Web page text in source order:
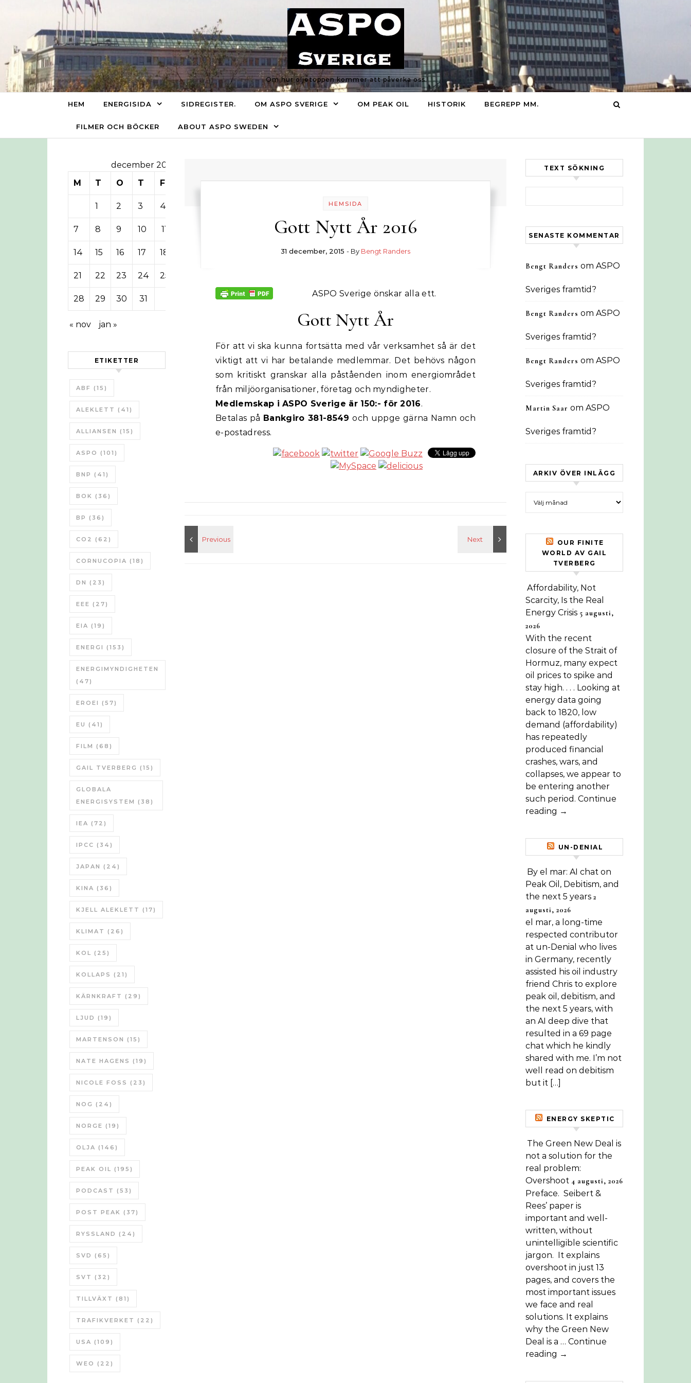
Skip to content
Om hur oljetoppen kommer att påverka oss
HEM ENERGISIDA SIDREGISTER. OM ASPO SVERIGE OM PEAK OIL HISTORIK BEGREPP MM.
FILMER OCH BÖCKER ABOUT ASPO SWEDEN
december 2015
M
T O T F S
1 2 3 4
7 8 9 10 11
14 15 16 17 18
21 22 23 24 25
28 29 30 31
« nov jan »
ETIKETTER
ABF (15)
ALEKLETT (41)
ALLIANSEN (15)
ASPO (101)
BNP (41)
BOK (36)
BP (36)
CO2 (62)
CORNUCOPIA (18)
DN (23)
EEE (27)
EIA (19)
ENERGI (153)
ENERGIMYNDIGHETEN
(47)
EROEI (57)
EU (41)
FILM (68)
GAIL TVERBERG (15)
GLOBALA
ENERGISYSTEM (38)
IEA (72)
IPCC (34)
JAPAN (24)
KINA (36)
KJELL ALEKLETT (17)
KLIMAT (26)
KOL (25)
KOLLAPS (21)
KÄRNKRAFT (29)
LJUD (19)
MARTENSON (15)
NATE HAGENS (19)
NICOLE FOSS (23)
NOG (24)
NORGE (19)
OLJA (146)
PEAK OIL (195)
PODCAST (53)
POST PEAK (37)
RYSSLAND (24)
SVD (65)
SVT (32)
TILLVÄXT (81)
TRAFIKVERKET (22)
USA (109)
WEO (22)
HEMSIDA
Gott Nytt År 2016
31 december, 2015 - By Bengt Randers
ASPO Sverige önskar alla ett.
Gott Nytt År
För att vi ska kunna fortsätta med vår verksamhet så är det
viktigt att vi har betalande medlemmar. Det behövs någon
som kritiskt granskar alla påståenden inom energiområdet
från miljöorganisationer, företag och myndigheter.
Medlemskap i ASPO Sverige är 150:- för 2016.
Betalas på Bankgiro 381-8549 och uppge gärna Namn och
e-postadress.
TEXT SÖKNING
SENASTE KOMMENTAR
Bengt Randers om ASPO
Sveriges framtid?
Bengt Randers om ASPO
Sveriges framtid?
Bengt Randers om ASPO
Sveriges framtid?
Martin Saar om ASPO
Sveriges framtid?
ARKIV ÖVER INLÄGG
OUR FINITE
WORLD AV GAIL
TVERBERG
Affordability, Not
Scarcity, Is the Real
Energy Crisis 5 augusti,
2026
With the recent
closure of the Strait of
Hormuz, many expect
oil prices to spike and
stay high. . . . Looking at
energy data going
back to 1820, low
demand (affordability)
has repeatedly
produced financial
crashes, wars, and
collapses, we appear to
be entering another
such period. Continue
reading →
UN-DENIAL
By el mar: AI chat on
Peak Oil, Debitism, and
the next 5 years 2
augusti, 2026
el mar, a long-time
respected contributor
at un-Denial who lives
in Germany, recently
assisted his oil industry
friend Chris to explore
peak oil, debitism, and
the next 5 years, with
an AI deep dive that
resulted in a 69 page
chat which he kindly
shared with me. I’m not
well read on debitism
but it […]
ENERGY SKEPTIC
The Green New Deal is
not a solution for the
real problem:
Overshoot 4 augusti, 2026
Preface. Seibert &
Rees’ paper is
important and well-
written, without
unintelligible scientific
jargon. It explains
overshoot in just 13
pages, and covers the
most important issues
we face and real
solutions. It explains
why the Green New
Deal is a … Continue
reading →